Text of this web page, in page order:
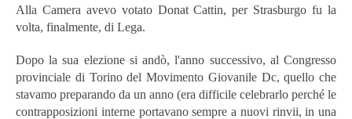
Alla Camera avevo votato Donat Cattin, per Strasburgo fu la
volta, finalmente, di Lega.
Dopo la sua elezione si andò, l'anno successivo, al Congresso
provinciale di Torino del Movimento Giovanile Dc, quello che
stavamo preparando da un anno (era difficile celebrarlo perché le
contrapposizioni interne portavano sempre a nuovi rinvii, in una